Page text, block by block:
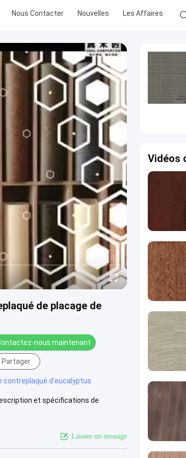
Nous Contacter Nouvelles Les Affaires
de placage de
nous maintenant
Partager
contreplaqué d'eucalyptus
et spécifications de
Laissez un message
Vidéos